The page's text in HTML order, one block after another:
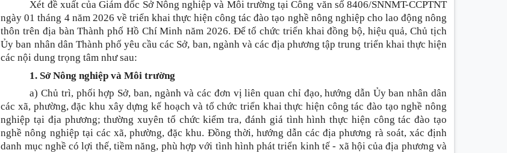
Xét đề xuất của Giám đốc Sở Nông nghiệp và Môi trường tại Công văn số 8406/SNNMT-CCPTNT
ngày 01 tháng 4 năm 2026 về triển khai thực hiện công tác đào tạo nghề nông nghiệp cho lao động nông
thôn trên địa bàn Thành phố Hồ Chí Minh năm 2026. Để tổ chức triển khai đồng bộ, hiệu quả, Chủ tịch
Ủy ban nhân dân Thành phố yêu cầu các Sở, ban, ngành và các địa phương tập trung triển khai thực hiện
các nội dung trọng tâm như sau:
1. Sở Nông nghiệp và Môi trường
a) Chủ trì, phối hợp Sở, ban, ngành và các đơn vị liên quan chỉ đạo, hướng dẫn Ủy ban nhân dân
các xã, phường, đặc khu xây dựng kế hoạch và tổ chức triển khai thực hiện công tác đào tạo nghề nông
nghiệp tại địa phương; thường xuyên tổ chức kiểm tra, đánh giá tình hình thực hiện công tác đào tạo
nghề nông nghiệp tại các xã, phường, đặc khu. Đồng thời, hướng dẫn các địa phương rà soát, xác định
danh mục nghề có lợi thế, tiềm năng, phù hợp với tình hình phát triển kinh tế - xã hội của địa phương và